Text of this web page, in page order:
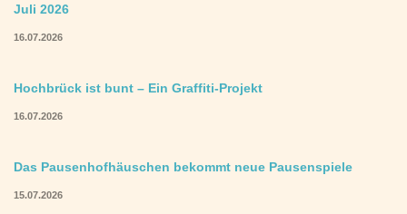
Juli 2026
16.07.2026
Hochbrück ist bunt – Ein Graffiti-Projekt
16.07.2026
Das Pausenhofhäuschen bekommt neue Pausenspiele
15.07.2026